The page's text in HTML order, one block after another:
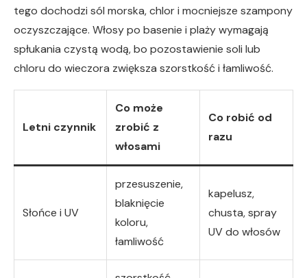
tego dochodzi sól morska, chlor i mocniejsze szampony
oczyszczające. Włosy po basenie i plaży wymagają
spłukania czystą wodą, bo pozostawienie soli lub
chloru do wieczora zwiększa szorstkość i łamliwość.
Letni czynnik
Co może
zrobić z
włosami
Co robić od
razu
Słońce i UV
przesuszenie,
blaknięcie
koloru,
łamliwość
kapelusz,
chusta, spray
UV do włosów